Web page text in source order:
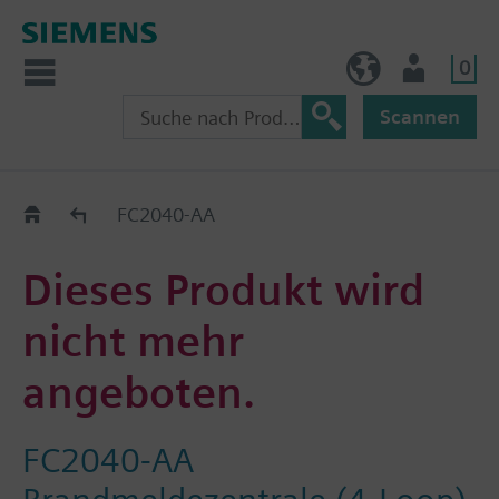
0
Scannen
Old2NewFC2040-AA
Dieses Produkt wird
nicht mehr
angeboten.
FC2040-AA